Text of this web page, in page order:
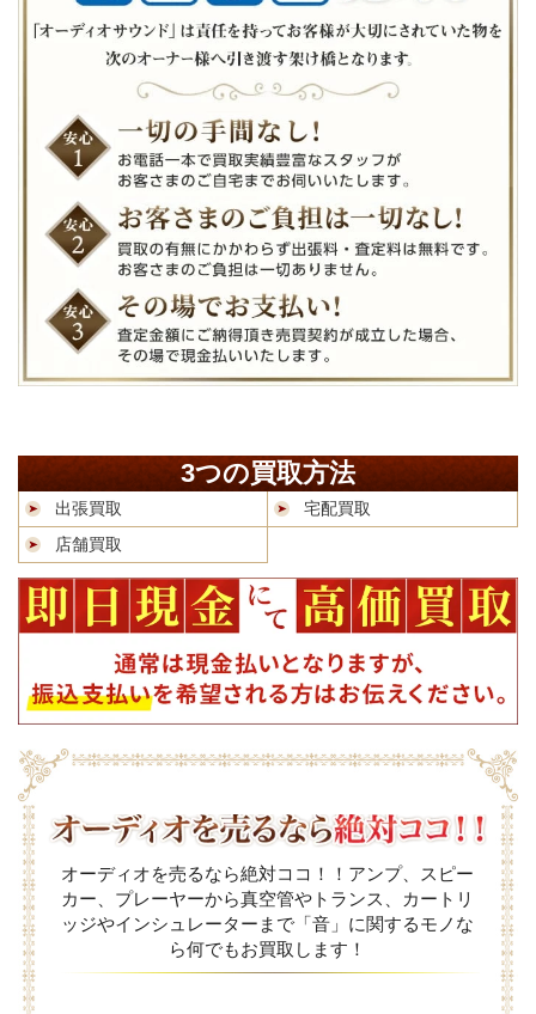
3つの買取方法
出張買取
宅配買取
店舗買取
オーディオを売るなら絶対ココ！！アンプ、スピー
カー、プレーヤーから真空管やトランス、カートリ
ッジやインシュレーターまで「音」に関するモノな
ら何でもお買取します！